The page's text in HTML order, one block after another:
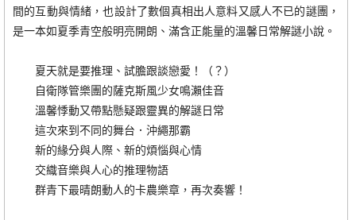
間的互動與情緒，也設計了數個真相出人意料又感人不已的謎團，
是一本如夏季青空般明亮開朗、滿含正能量的溫馨日常解謎小說。
夏天就是要推理、試膽跟談戀愛！（？）
自衛隊管樂團的薩克斯風少女鳴瀨佳音
溫馨悸動又帶點懸疑跟靈異的解謎日常
這次來到不同的舞台．沖繩那霸
新的緣分與人際、新的煩惱與心情
交織音樂與人心的推理物語
群青下最晴朗動人的卡農樂章，再次奏響！